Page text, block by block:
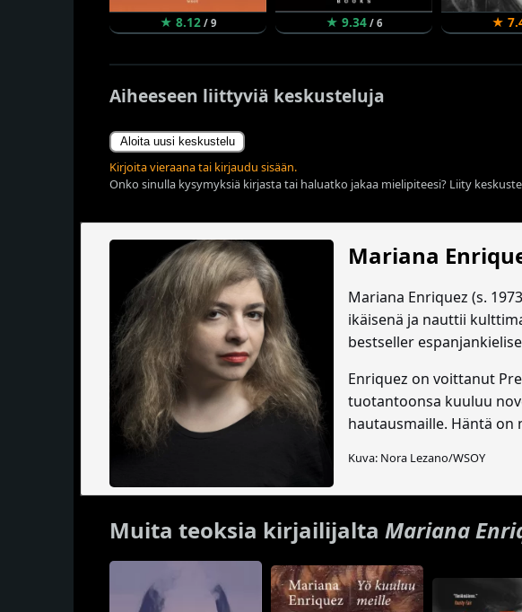
★ 8.12 / 9 ★ 9.34 / 6 ★
Aiheeseen liittyviä keskusteluja
Aloita uusi keskustelu
Kirjoita vieraana tai kirjaudu sisään.
Onko sinulla kysymyksiä kirjasta tai haluatko jakaa mielipiteesi? Liity
Mariana
Mariana Enriquez (s.
ikäisenä ja nauttii
bestseller
Enriquez on voittanut
tuotantoonsa kuuluu
hautausmaille. Häntä on
Kuva: Nora Lezano/WSOY
Muita teoksia kirjailijalta Mariana